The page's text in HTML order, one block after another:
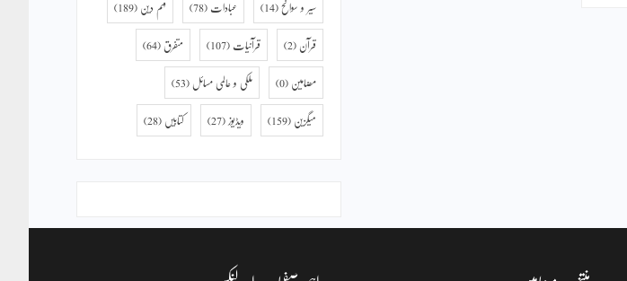
سیر و سوانح(14) عبادات (78) فہم دین (189)
قرآن (2) قرآنیات (107) متفرق (64)
مضامین (0) ملکی و عالمی مسائل (53)
میگزین (159) ویڈیوز (27) کتابیں (28)